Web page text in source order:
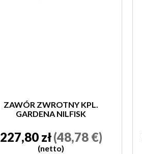
ZAWÓR ZWROTNY KPL.
GARDENA NILFISK
227,80 zł(48,78 €)
(netto)